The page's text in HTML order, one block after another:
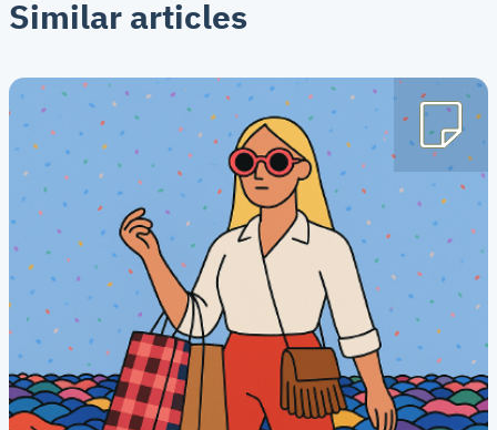
Similar articles